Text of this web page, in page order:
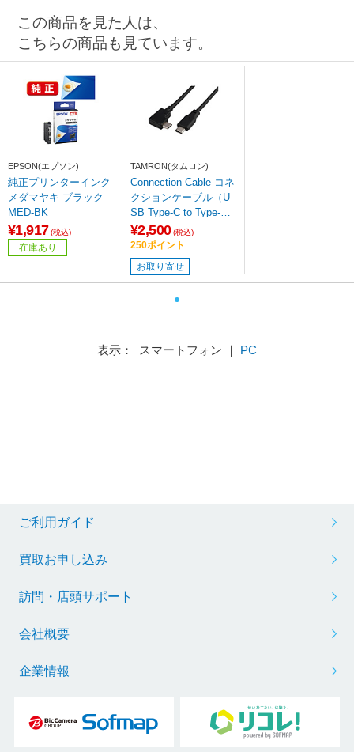
この商品を見た人は、
こちらの商品も見ています。
EPSON(エプソン)
純正プリンターインク
メダマヤキ ブラック
MED-BK
¥1,917 (税込)
在庫あり
TAMRON(タムロン)
Connection Cable コネ
クションケーブル（U
SB Type-C to Type-
C） CC-350
¥2,500 (税込)
250ポイント
お取り寄せ
表示： スマートフォン ｜ PC
ご利用ガイド
買取お申し込み
訪問・店頭サポート
会社概要
企業情報